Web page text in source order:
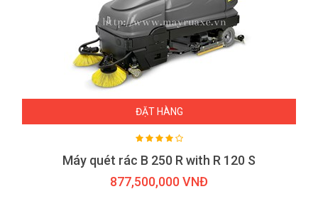
ĐẶT HÀNG
Máy quét rác B 250 R with R 120 S
877,500,000 VNĐ